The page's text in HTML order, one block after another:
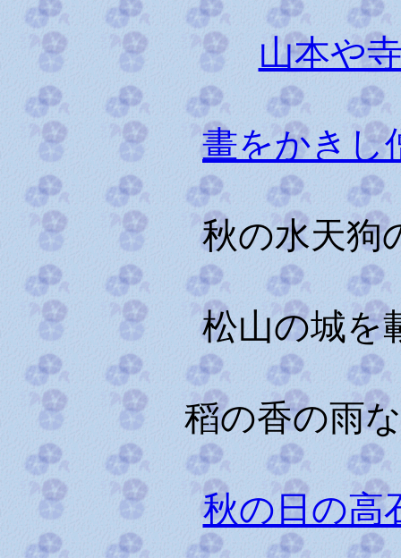
山本や
畫をかきし
秋の水天狗
松山の城を
稻の香の雨
秋の日の高